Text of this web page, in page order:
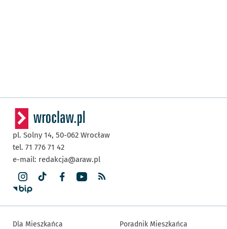
pl. Solny 14, 50-062 Wrocław
tel. 71 776 71 42
e-mail: redakcja@araw.pl
Dla Mieszkańca
Poradnik Mieszkańca